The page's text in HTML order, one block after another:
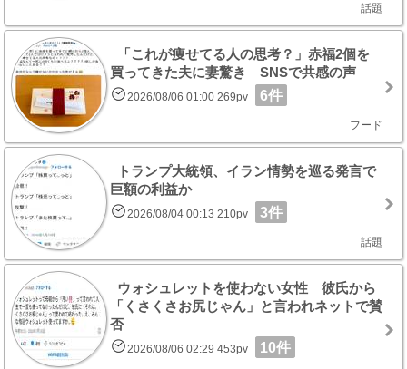
話題
「これが痩せてる人の思考？」赤福2個を
買ってきた夫に妻驚き SNSで共感の声
2026/08/06 01:00 269pv 6件
フード
トランプ大統領、イラン情勢を巡る発言で
巨額の利益か
2026/08/04 00:13 210pv 3件
話題
ウォシュレットを使わない女性 彼氏から
「くさくさお尻じゃん」と言われネットで賛
否
2026/08/06 02:29 453pv 10件